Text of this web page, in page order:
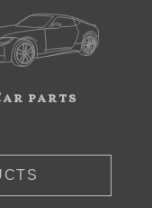
parts